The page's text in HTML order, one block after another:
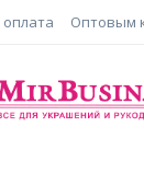
Оптовым